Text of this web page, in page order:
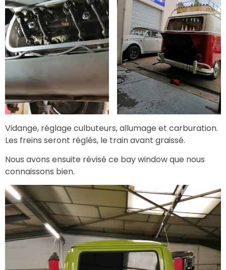
Vidange, réglage culbuteurs, allumage et carburation.
Les freins seront réglés, le train avant graissé.
Nous avons ensuite révisé ce bay window que nous
connaissons bien.